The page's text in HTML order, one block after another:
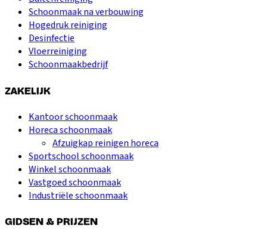
Schoonmaak na verbouwing
Hogedruk reiniging
Desinfectie
Vloerreiniging
Schoonmaakbedrijf
ZAKELIJK
Kantoor schoonmaak
Horeca schoonmaak
Afzuigkap reinigen horeca
Sportschool schoonmaak
Winkel schoonmaak
Vastgoed schoonmaak
Industriële schoonmaak
GIDSEN & PRIJZEN